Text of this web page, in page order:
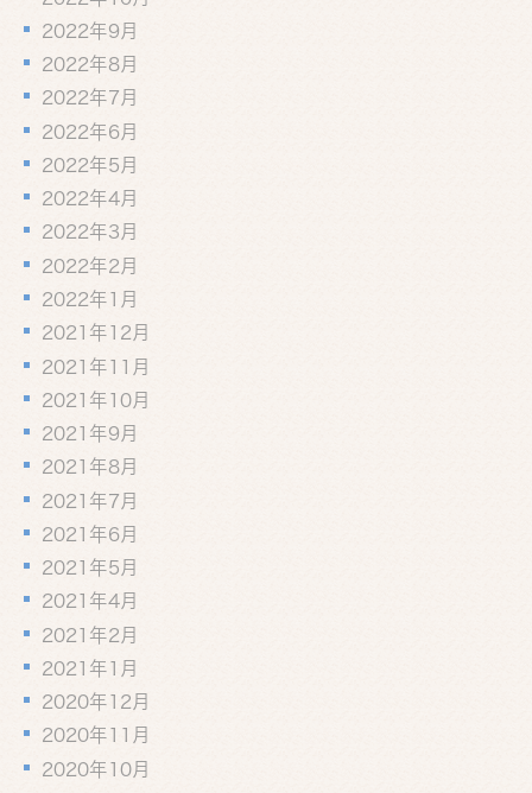
2022年9月
2022年8月
2022年7月
2022年6月
2022年5月
2022年4月
2022年3月
2022年2月
2022年1月
2021年12月
2021年11月
2021年10月
2021年9月
2021年8月
2021年7月
2021年6月
2021年5月
2021年4月
2021年2月
2021年1月
2020年12月
2020年11月
2020年10月